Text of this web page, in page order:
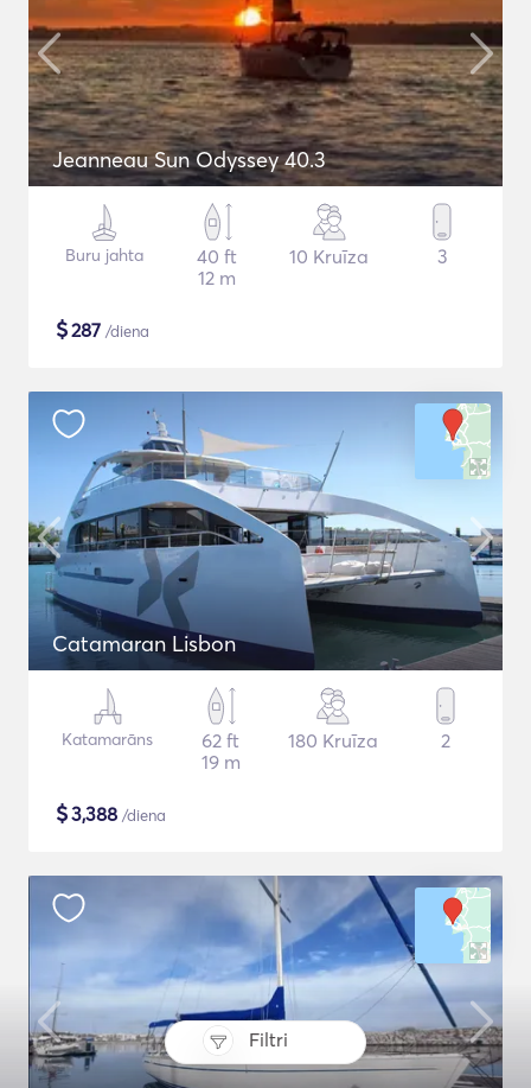
Filtri
Jeanneau Sun Odyssey 40.3
Buru jahta
40 ft
12 m
10 Kruīza 3
$287 /diena
Catamaran Lisbon
Katamarāns
62 ft
19 m
180 Kruīza 2
$3,388 /diena